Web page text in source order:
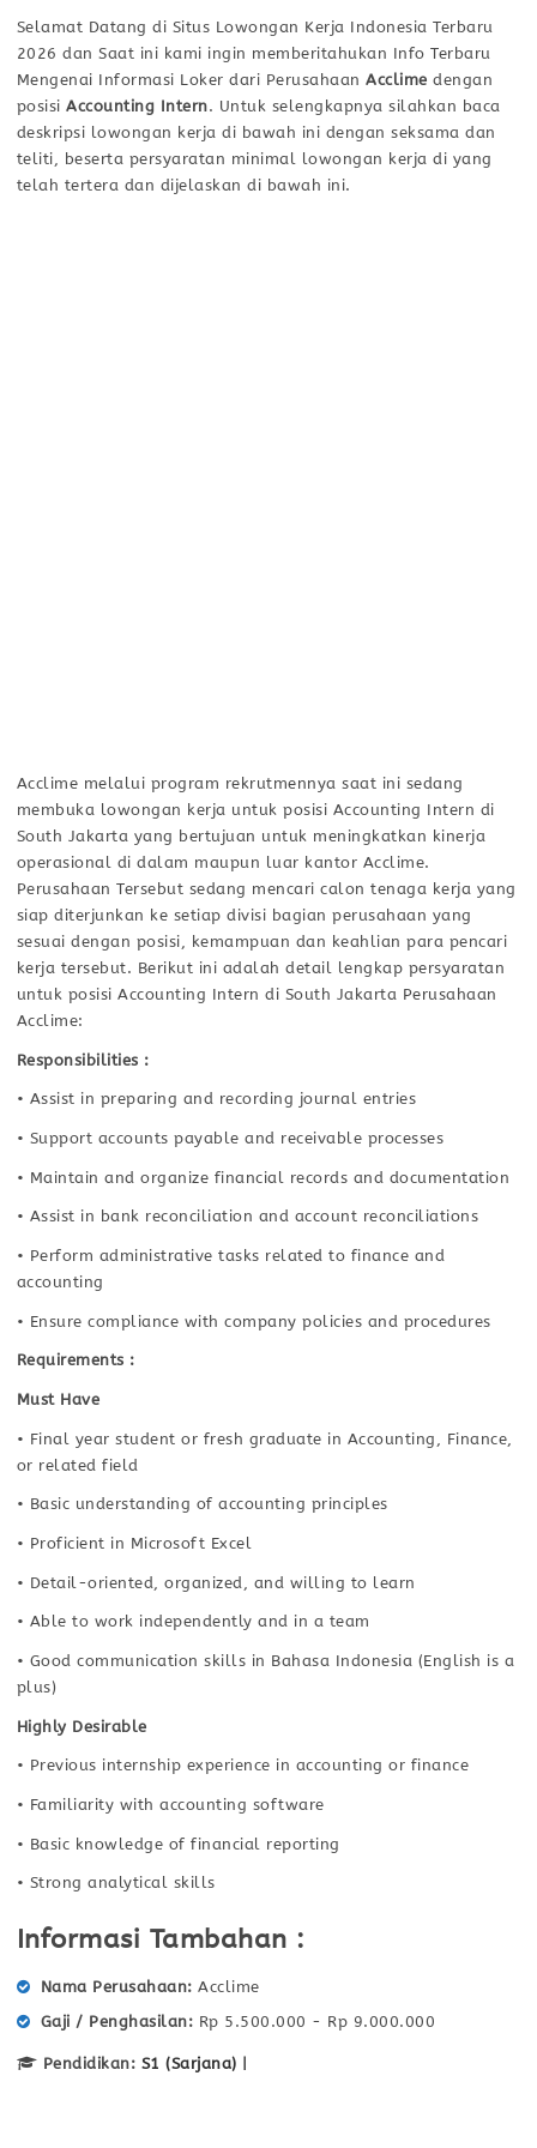
Selamat Datang di Situs Lowongan Kerja Indonesia Terbaru
2026 dan Saat ini kami ingin memberitahukan Info Terbaru
Mengenai Informasi Loker dari PerusahaanAcclime dengan
posisiAccounting Intern. Untuk selengkapnya silahkan baca
deskripsi lowongan kerja di bawah ini dengan seksama dan
teliti, beserta persyaratan minimal lowongan kerja di yang
telah tertera dan dijelaskan di bawah ini.
Acclime melalui program rekrutmennya saat ini sedang
membuka lowongan kerja untuk posisi Accounting Intern di
South Jakarta yang bertujuan untuk meningkatkan kinerja
operasional di dalam maupun luar kantor Acclime.
Perusahaan Tersebut sedang mencari calon tenaga kerja yang
siap diterjunkan ke setiap divisi bagian perusahaan yang
sesuai dengan posisi, kemampuan dan keahlian para pencari
kerja tersebut. Berikut ini adalah detail lengkap persyaratan
untuk posisi Accounting Intern di South Jakarta Perusahaan
Acclime:
Responsibilities :
• Assist in preparing and recording journal entries
• Support accounts payable and receivable processes
• Maintain and organize financial records and documentation
• Assist in bank reconciliation and account reconciliations
• Perform administrative tasks related to finance and
accounting
• Ensure compliance with company policies and procedures
Requirements :
Must Have
• Final year student or fresh graduate in Accounting, Finance,
or related field
• Basic understanding of accounting principles
• Proficient in Microsoft Excel
• Detail-oriented, organized, and willing to learn
• Able to work independently and in a team
• Good communication skills in Bahasa Indonesia (English is a
plus)
Highly Desirable
• Previous internship experience in accounting or finance
• Familiarity with accounting software
• Basic knowledge of financial reporting
• Strong analytical skills
Informasi Tambahan :
Nama Perusahaan
Acclime
Gaji / Penghasilan
Rp 5.500.000 - Rp 9.000.000
Pendidikan: S1 (Sarjana)